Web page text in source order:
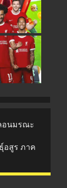
อนมรณะ
อสูร ภาค